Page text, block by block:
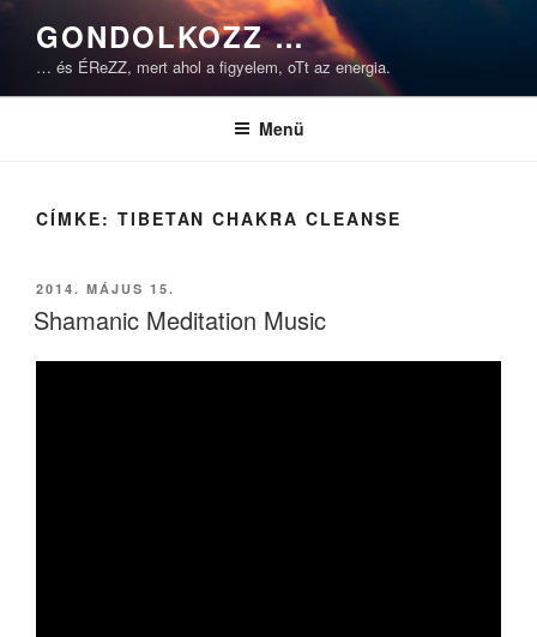
Tartalomhoz
GONDOLKOZZ …
… és ÉReZZ, mert ahol a figyelem, oTt az energia.
Menü
CÍMKE: TIBETAN CHAKRA CLEANSE
BEKÜLDVE:
2014. MÁJUS 15.
Shamanic Meditation Music